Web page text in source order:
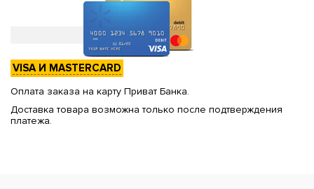
VISA И MASTERCARD
Оплата заказа на карту Приват Банка.
Доставка товара возможна только после подтверждения
платежа.